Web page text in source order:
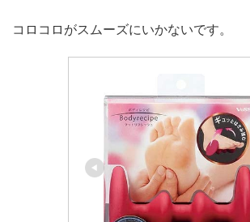
コロコロがスムーズにいかないです。